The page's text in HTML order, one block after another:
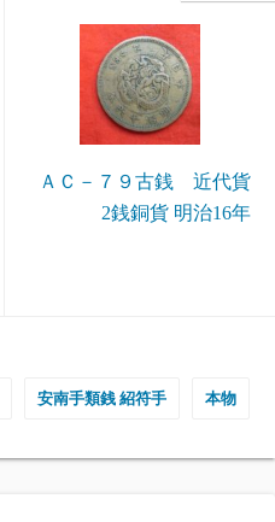
ＡＣ－７９古銭 近代貨
2銭銅貨 明治16年
安南手類銭 紹符手 本物